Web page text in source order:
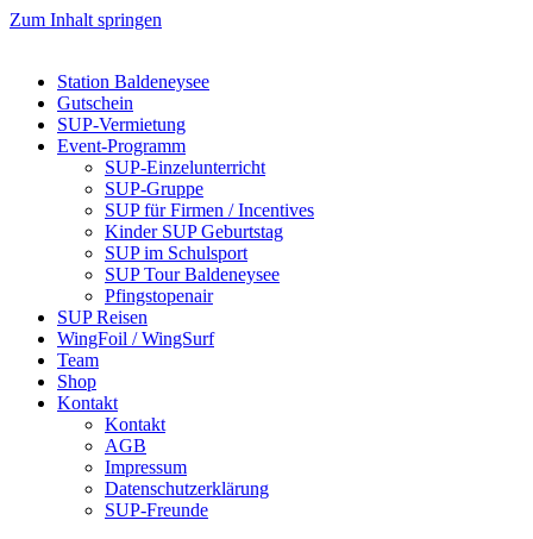
Zum Inhalt springen
Station Baldeneysee
Gutschein
SUP-Vermietung
Event-Programm
SUP-Einzelunterricht
SUP-Gruppe
SUP für Firmen / Incentives
Kinder SUP Geburtstag
SUP im Schulsport
SUP Tour Baldeneysee
Pfingstopenair
SUP Reisen
WingFoil / WingSurf
Team
Shop
Kontakt
Kontakt
AGB
Impressum
Datenschutzerklärung
SUP-Freunde